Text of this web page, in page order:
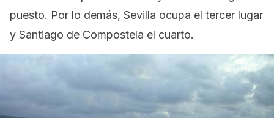
puesto. Por lo demás, Sevilla ocupa el tercer lugar
y Santiago de Compostela el cuarto.